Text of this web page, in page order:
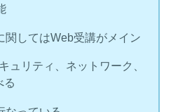
関してはWeb受講がメイン
ュリティ、ネットワーク、
る